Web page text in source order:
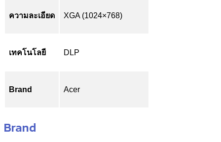
ความละเอียด XGA (1024×768)
เทคโนโลยี DLP
Brand Acer
Brand